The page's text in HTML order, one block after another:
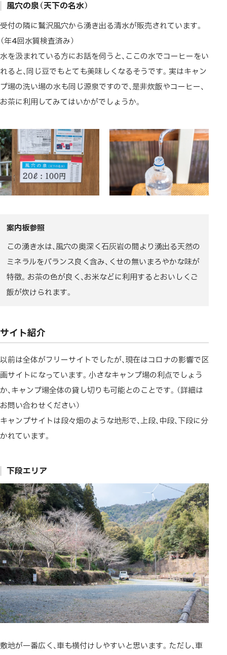
風穴の泉（天下の名水）
受付の隣に鷲沢風穴から湧き出る清水が販売されています。
（年4回水質検査済み）
水を汲まれている方にお話を伺うと、ここの水でコーヒーをい
れると、同じ豆でもとても美味しくなるそうです。実はキャン
プ場の洗い場の水も同じ源泉ですので、是非炊飯やコーヒー、
お茶に利用してみてはいかがでしょうか。
案内板参照
この湧き水は、風穴の奥深く石灰岩の間より湧出る天然の
ミネラルをバランス良く含み、くせの無いまろやかな味が
特徴。お茶の色が良く、お米などに利用するとおいしくご
飯が炊けられます。
サイト紹介
以前は全体がフリーサイトでしたが、現在はコロナの影響で区
画サイトになっています。小さなキャンプ場の利点でしょう
か、キャンプ場全体の貸し切りも可能とのことです。（詳細は
お問い合わせください）
キャンプサイトは段々畑のような地形で、上段、中段、下段に分
かれています。
下段エリア
敷地が一番広く、車も横付けしやすいと思います。ただし、車